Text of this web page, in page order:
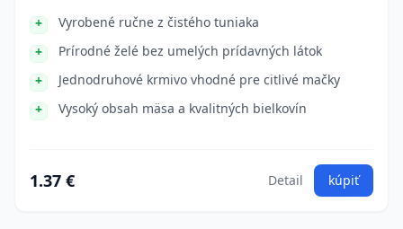
Vyrobené ručne z čistého tuniaka
Prírodné želé bez umelých prídavných látok
Jednodruhové krmivo vhodné pre citlivé mačky
Vysoký obsah mäsa a kvalitných bielkovín
1.37 € Detail kúpiť